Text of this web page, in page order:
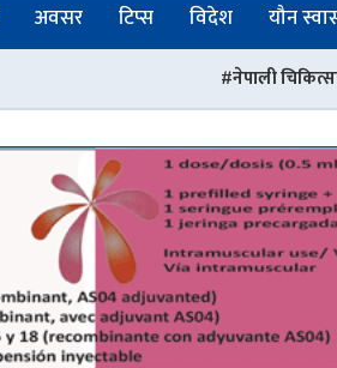
अवसर टिप्स विदेश यौन
नेपाली चिकित्सकहरुको संस्था